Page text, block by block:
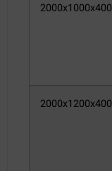
2000x1000x400
2000x1200x400